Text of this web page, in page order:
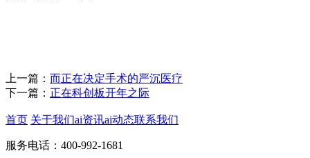
上一篇： 而正在决定手术的严沉医疗
下一篇： 正在科创板开年之际
首页 关于我们ai资讯ai动态联系我们
服务电话：400-992-1681